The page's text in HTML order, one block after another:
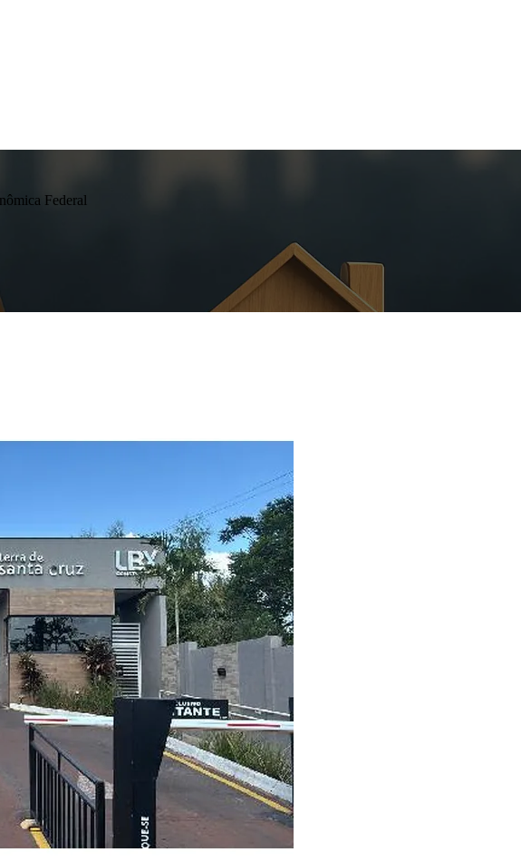
Federal